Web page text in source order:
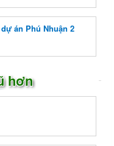
án Phú Nhuận 2
hơn